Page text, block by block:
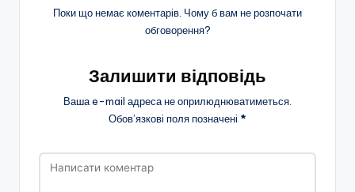
Поки що немає коментарів. Чому б вам не розпочати
обговорення?
Залишити відповідь
Ваша e-mail адреса не оприлюднюватиметься.
Обов’язкові поля позначені *